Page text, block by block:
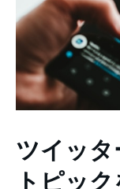
ツイッタ
トピッ